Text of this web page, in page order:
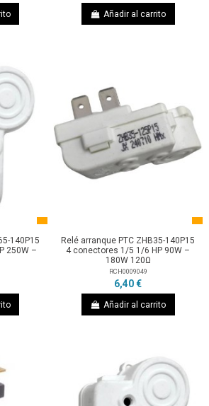
Añadir al carrito
140P15
250W –
Relé arranque PTC ZHB35-140P15
4 conectores 1/5 1/6 HP 90W –
180W 120Ω
RCH0009049
6,40 €
Añadir al carrito